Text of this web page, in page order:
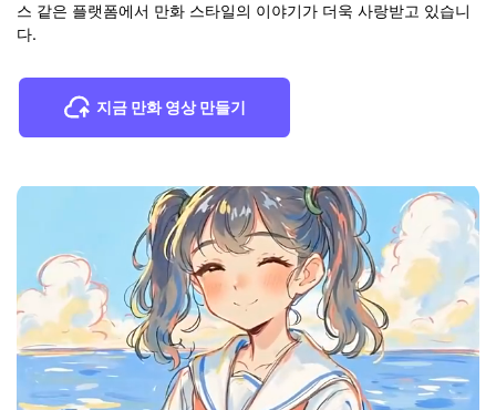
스 같은 플랫폼에서 만화 스타일의 이야기가 더욱 사랑받고 있습니
다.
지금 만화 영상 만들기